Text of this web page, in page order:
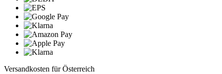
Versandkosten für Österreich